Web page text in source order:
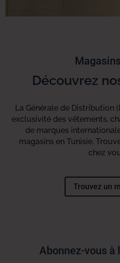
Découvrez
La Générale de Distribution
exclusivité des vêtements,
de marques
magasins en Tunisie.
chez
Trouvez un
Abonnez-vous à